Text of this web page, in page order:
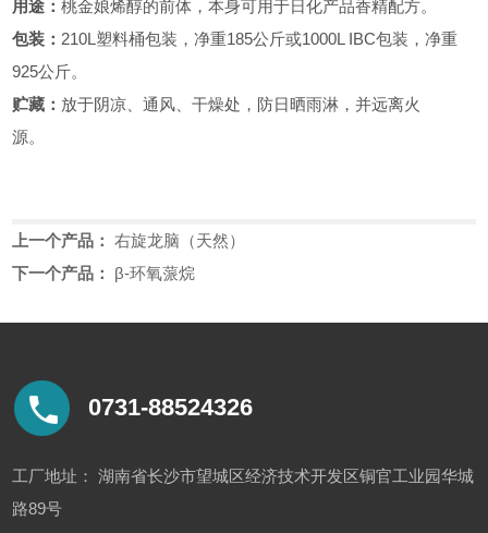
用途：桃金娘烯醇的前体，本身可用于日化产品香精配方。
包装： 210L塑料桶包装，净重185公斤或1000L IBC包装，净重
925公斤。
贮藏： 放于阴凉、通风、干燥处，防日晒雨淋，并远离火
源。
上一个产品：右旋龙脑（天然）
下一个产品： β-环氧蒎烷
0731-88524326
工厂地址： 湖南省长沙市望城区经济技术开发区铜官工业园华城
路89号